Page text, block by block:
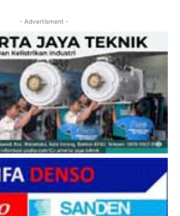
- Advertisment -